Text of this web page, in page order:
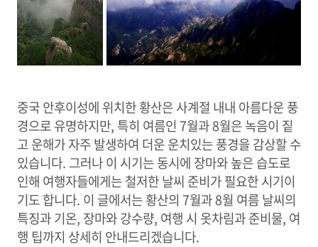
중국 안후이성에 위치한 황산은 사계절 내내 아름다운 풍
경으로 유명하지만, 특히 여름인 7월과 8월은 녹음이 짙
고 운해가 자주 발생하여 더운 운치있는 풍경을 감상할 수
있습니다. 그러나 이 시기는 동시에 장마와 높은 습도로
인해 여행자들에게는 철저한 날씨 준비가 필요한 시기이
기도 합니다. 이 글에서는 황산의 7월과 8월 여름 날씨의
특징과 기온, 장마와 강수량, 여행 시 옷차림과 준비물, 여
행 팁까지 상세히 안내드리겠습니다.